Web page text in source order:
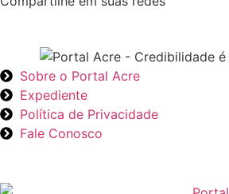
Sobre o Portal Acre
Expediente
Política de Privacidade
Fale Conosco